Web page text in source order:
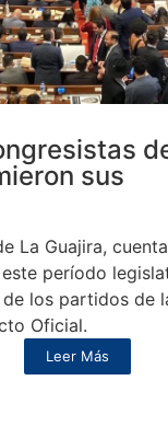
sus
La Guajira,
período
los partidos de
Oficial.
Leer Más